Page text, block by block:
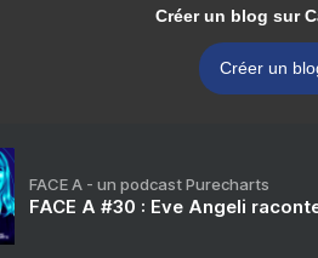
Créer un blog sur
Créer un
FACE A - un podcast Purecharts
FACE A #30 : Eve Angeli